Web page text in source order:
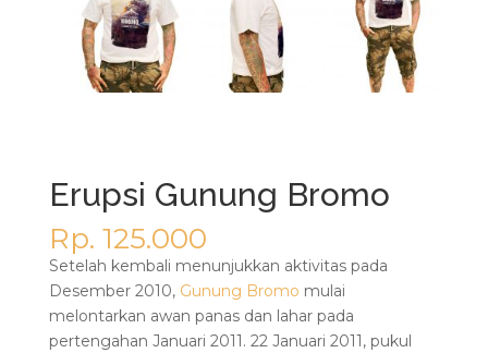
Erupsi Gunung Bromo
Rp. 125.000
Setelah kembali menunjukkan aktivitas pada
Desember 2010, Gunung Bromo mulai
melontarkan awan panas dan lahar pada
pertengahan Januari 2011. 22 Januari 2011, pukul